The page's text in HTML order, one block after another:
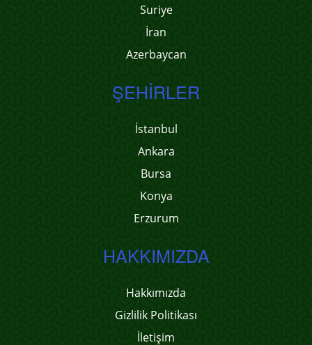
Suriye
İran
Azerbaycan
ŞEHIRLER
İstanbul
Ankara
Bursa
Konya
Erzurum
HAKKIMIZDA
Hakkımızda
Gizlilik Politikası
İletişim